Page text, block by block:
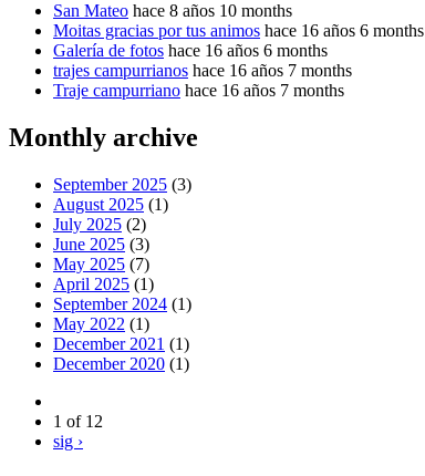
San Mateo hace 8 años 10 months
Moitas gracias por tus animos hace 16 años 6 months
Galería de fotos hace 16 años 6 months
trajes campurrianos hace 16 años 7 months
Traje campurriano hace 16 años 7 months
Monthly archive
September 2025 (3)
August 2025 (1)
July 2025 (2)
June 2025 (3)
May 2025 (7)
April 2025 (1)
September 2024 (1)
May 2022 (1)
December 2021 (1)
December 2020 (1)
1 of 12
sig ›